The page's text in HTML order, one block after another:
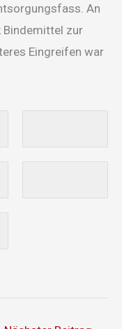
An
Bindemittel zur
Eingreifen war